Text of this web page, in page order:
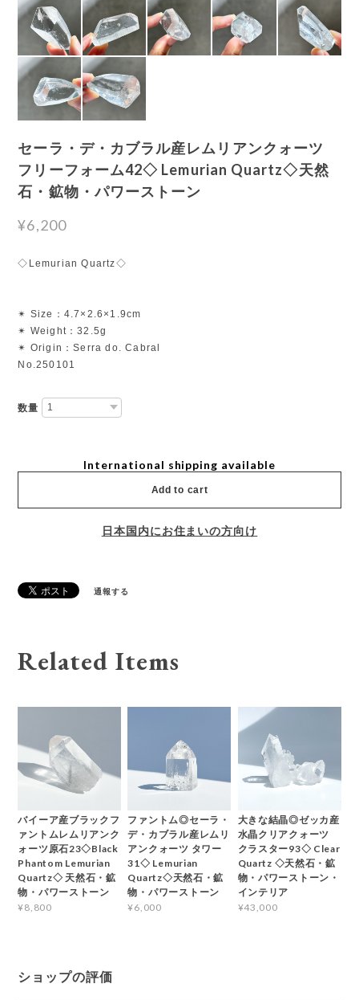
セーラ・デ・カブラル産レムリアンクォーツ
フリーフォーム42◇ Lemurian Quartz◇天然
石・鉱物・パワーストーン
¥6,200
◇Lemurian Quartz◇
✴︎ Size：4.7×2.6×1.9cm
✴︎ Weight：32.5g
✴︎ Origin：Serra do. Cabral
No.250101
数量
International shipping available
Add to cart
日本国内にお住まいの方向け
通報する
Related Items
バイーア産ブラックフ
ァントムレムリアンク
ォーツ原石23◇Black
Phantom Lemurian
Quartz◇ 天然石・鉱
物・パワーストーン
¥8,800
ファントム◎セーラ・
デ・カブラル産レムリ
アンクォーツ タワー
31◇ Lemurian
Quartz◇天然石・鉱
物・パワーストーン
¥6,000
大きな結晶◎ゼッカ産
水晶クリアクォーツ
クラスター93◇ Clear
Quartz ◇天然石・鉱
物・パワーストーン・
インテリア
¥43,000
ショップの評価